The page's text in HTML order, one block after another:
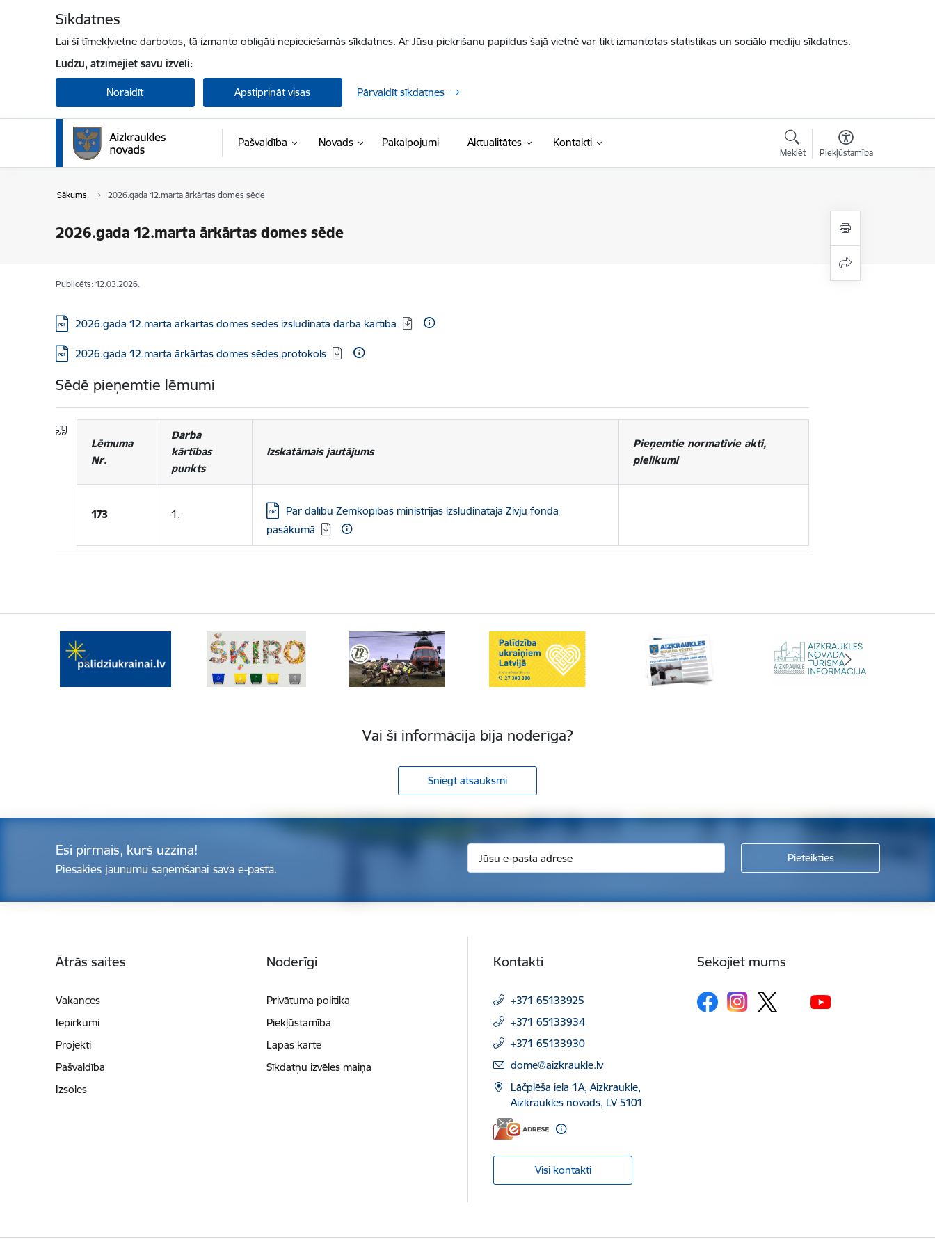
Sīkdatnes
Lai šī tīmekļvietne darbotos, tā izmanto obligāti nepieciešamās sīkdatnes. Ar Jūsu piekrišanu papildus šajā vietnē var tikt izmantotas statistikas un sociālo mediju sīkdatnes.
Lūdzu, atzīmējiet savu izvēli:
Noraidīt Apstiprināt visas Pārvaldīt sīkdatnes
Pašvaldība Novads Pakalpojumi Aktualitātes Kontakti
Meklēt Piekļūstamība
Sākums 2026.gada 12.marta ārkārtas domes sēde
2026.gada 12.marta ārkārtas domes sēde
Publicēts: 12.03.2026.
Lejupielādēt:
2026.gada 12.marta ārkārtas domes sēdes izsludinātā darba kārtība
Lejupielādēt:
2026.gada 12.marta ārkārtas domes sēdes protokols
Sēdē pieņemtie lēmumi
Lēmuma
Nr.
Darba
kārtības
punkts
Izskatāmais jautājums
Pieņemtie normatīvie akti,
pielikumi
173 1. Lejupielādēt:
Par dalību Zemkopības ministrijas izsludinātajā Zivju fonda
pasākumā
Vai šī informācija bija noderīga?
Sniegt atsauksmi
Esi pirmais, kurš uzzina!
Piesakies jaunumu saņemšanai savā e-pastā.
Ātrās saites
Vakances
Iepirkumi
Projekti
Pašvaldība
Izsoles
Noderīgi
Privātuma politika
Piekļūstamība
Lapas karte
Sīkdatņu izvēles maiņa
Kontakti
+371 65133925
+371 65133934
+371 65133930
E-pasts:
dome@aizkraukle.lv
Lāčplēša iela 1A, Aizkraukle,
Aizkraukles novads, LV 5101
Visi kontakti
Sekojiet mums